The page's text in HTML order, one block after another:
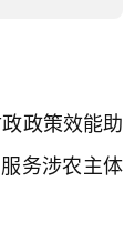
政策效能助
务涉农主体